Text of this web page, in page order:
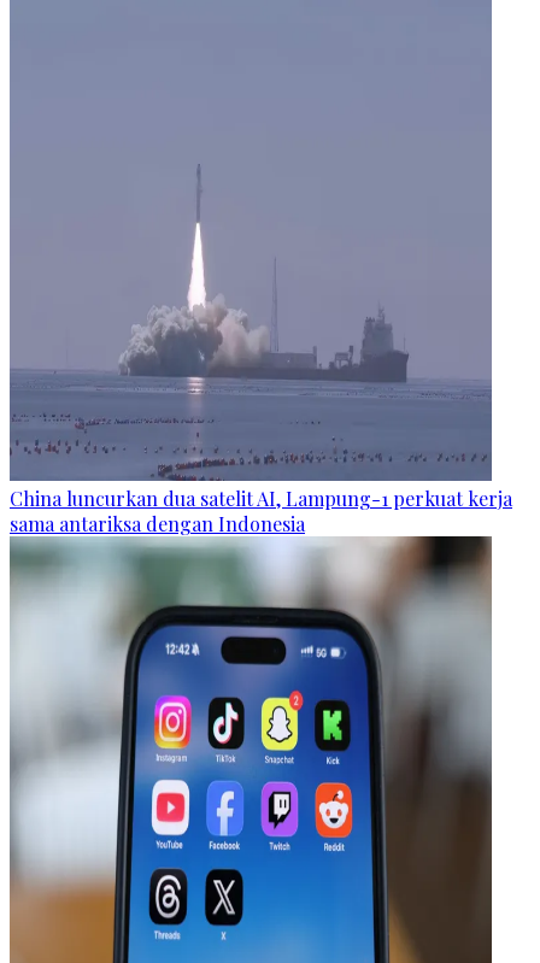
China luncurkan dua satelit AI, Lampung-1 perkuat kerja
sama antariksa dengan Indonesia